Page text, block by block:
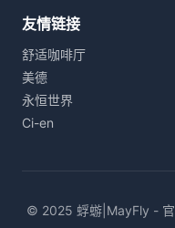
友情链接
舒适咖啡厅
美德
永恒世界
Ci-en
© 2025 蜉蝣|MayFly - 官